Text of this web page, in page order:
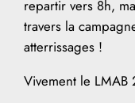
repartir vers 8h,
travers la
atterrissages !
Vivement le LMAB